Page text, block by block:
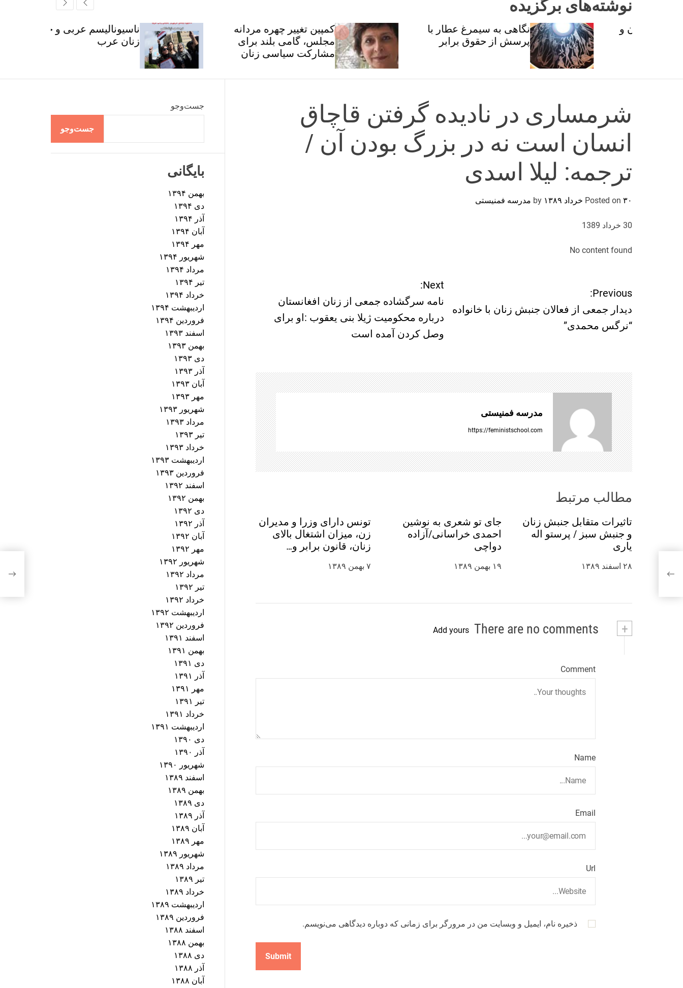
c
o
e
r
c
نوشته‌های برگزیده
نگاهی به سیمرغ عطار با
پرسش از حقوق برابر
کمپین تغییر چهره مردانه
مجلس، گامی بلند برای
مشارکت سیاسی زنان
ناسیونالیسم عربی و جنبش
زنان عرب
شرمساری در نادیده گرفتن قاچاق
انسان است نه در بزرگ بودن آن /
ترجمه: لیلا اسدی
Posted on ۳۰ خرداد ۱۳۸۹ مدرسه فمنیستی
30 خرداد 1389
No content found
ر
ا
ر
ی
ن
و
ت
ه‌
ه
Previous:
دیدار جمعی از فعالان جنبش زنان با خانواده
“نرگس محمدی”
Next:
نامه سرگشاده جمعی از زنان افغانستان
درباره محکومیت ژیلا بنی یعقوب :او برای
وصل کردن آمده است
مدرسه فمنیستی
https://feministschool.com
مطالب مرتبط
تاثیرات متقابل جنبش زنان
و جنبش‌ سبز / پرستو اله
یاری
۲۸ اسفند ۱۳۸۹
جای تو شعری به نوشین
احمدی خراسانی/آزاده
دواچی
۱۹ بهمن ۱۳۸۹
تونس دارای وزرا و مدیران
زن، میزان اشتغال بالای
زنان، قانون برابر و…
۷ بهمن ۱۳۸۹
+
Add yours
Comment
Name
Email
Url
ذخیره نام، ایمیل و وبسایت من در مرورگر برای زمانی که دوباره دیدگاهی می‌نویسم.
جست‌وجو
جست‌وجو
بایگانی
بهمن ۱۳۹۴
دی ۱۳۹۴
آذر ۱۳۹۴
آبان ۱۳۹۴
مهر ۱۳۹۴
شهریور ۱۳۹۴
مرداد ۱۳۹۴
تیر ۱۳۹۴
خرداد ۱۳۹۴
اردیبهشت ۱۳۹۴
فروردین ۱۳۹۴
اسفند ۱۳۹۳
بهمن ۱۳۹۳
دی ۱۳۹۳
آذر ۱۳۹۳
آبان ۱۳۹۳
مهر ۱۳۹۳
شهریور ۱۳۹۳
مرداد ۱۳۹۳
تیر ۱۳۹۳
خرداد ۱۳۹۳
اردیبهشت ۱۳۹۳
فروردین ۱۳۹۳
اسفند ۱۳۹۲
بهمن ۱۳۹۲
دی ۱۳۹۲
آذر ۱۳۹۲
آبان ۱۳۹۲
مهر ۱۳۹۲
شهریور ۱۳۹۲
مرداد ۱۳۹۲
تیر ۱۳۹۲
خرداد ۱۳۹۲
اردیبهشت ۱۳۹۲
فروردین ۱۳۹۲
اسفند ۱۳۹۱
بهمن ۱۳۹۱
دی ۱۳۹۱
آذر ۱۳۹۱
مهر ۱۳۹۱
تیر ۱۳۹۱
خرداد ۱۳۹۱
اردیبهشت ۱۳۹۱
دی ۱۳۹۰
آذر ۱۳۹۰
شهریور ۱۳۹۰
اسفند ۱۳۸۹
بهمن ۱۳۸۹
دی ۱۳۸۹
آذر ۱۳۸۹
آبان ۱۳۸۹
مهر ۱۳۸۹
شهریور ۱۳۸۹
مرداد ۱۳۸۹
تیر ۱۳۸۹
خرداد ۱۳۸۹
اردیبهشت ۱۳۸۹
فروردین ۱۳۸۹
اسفند ۱۳۸۸
بهمن ۱۳۸۸
دی ۱۳۸۸
آذر ۱۳۸۸
آبان ۱۳۸۸